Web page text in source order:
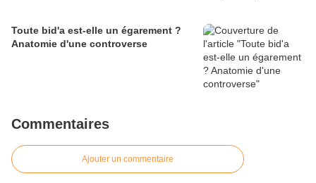
Toute bid'a est-elle un égarement ?
Anatomie d'une controverse
Commentaires
Ajouter un commentaire